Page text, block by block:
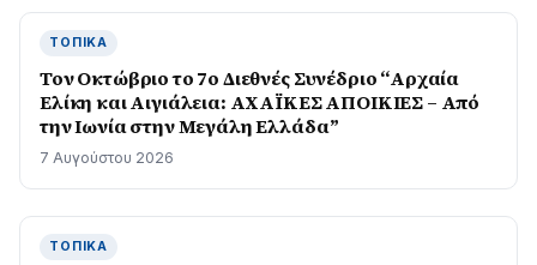
ΤΟΠΙΚΆ
Τον Οκτώβριο το 7ο Διεθνές Συνέδριο “Αρχαία
Ελίκη και Αιγιάλεια: ΑΧΑΪΚΕΣ ΑΠΟΙΚΙΕΣ – Από
την Ιωνία στην Μεγάλη Ελλάδα”
7 Αυγούστου 2026
ΤΟΠΙΚΆ